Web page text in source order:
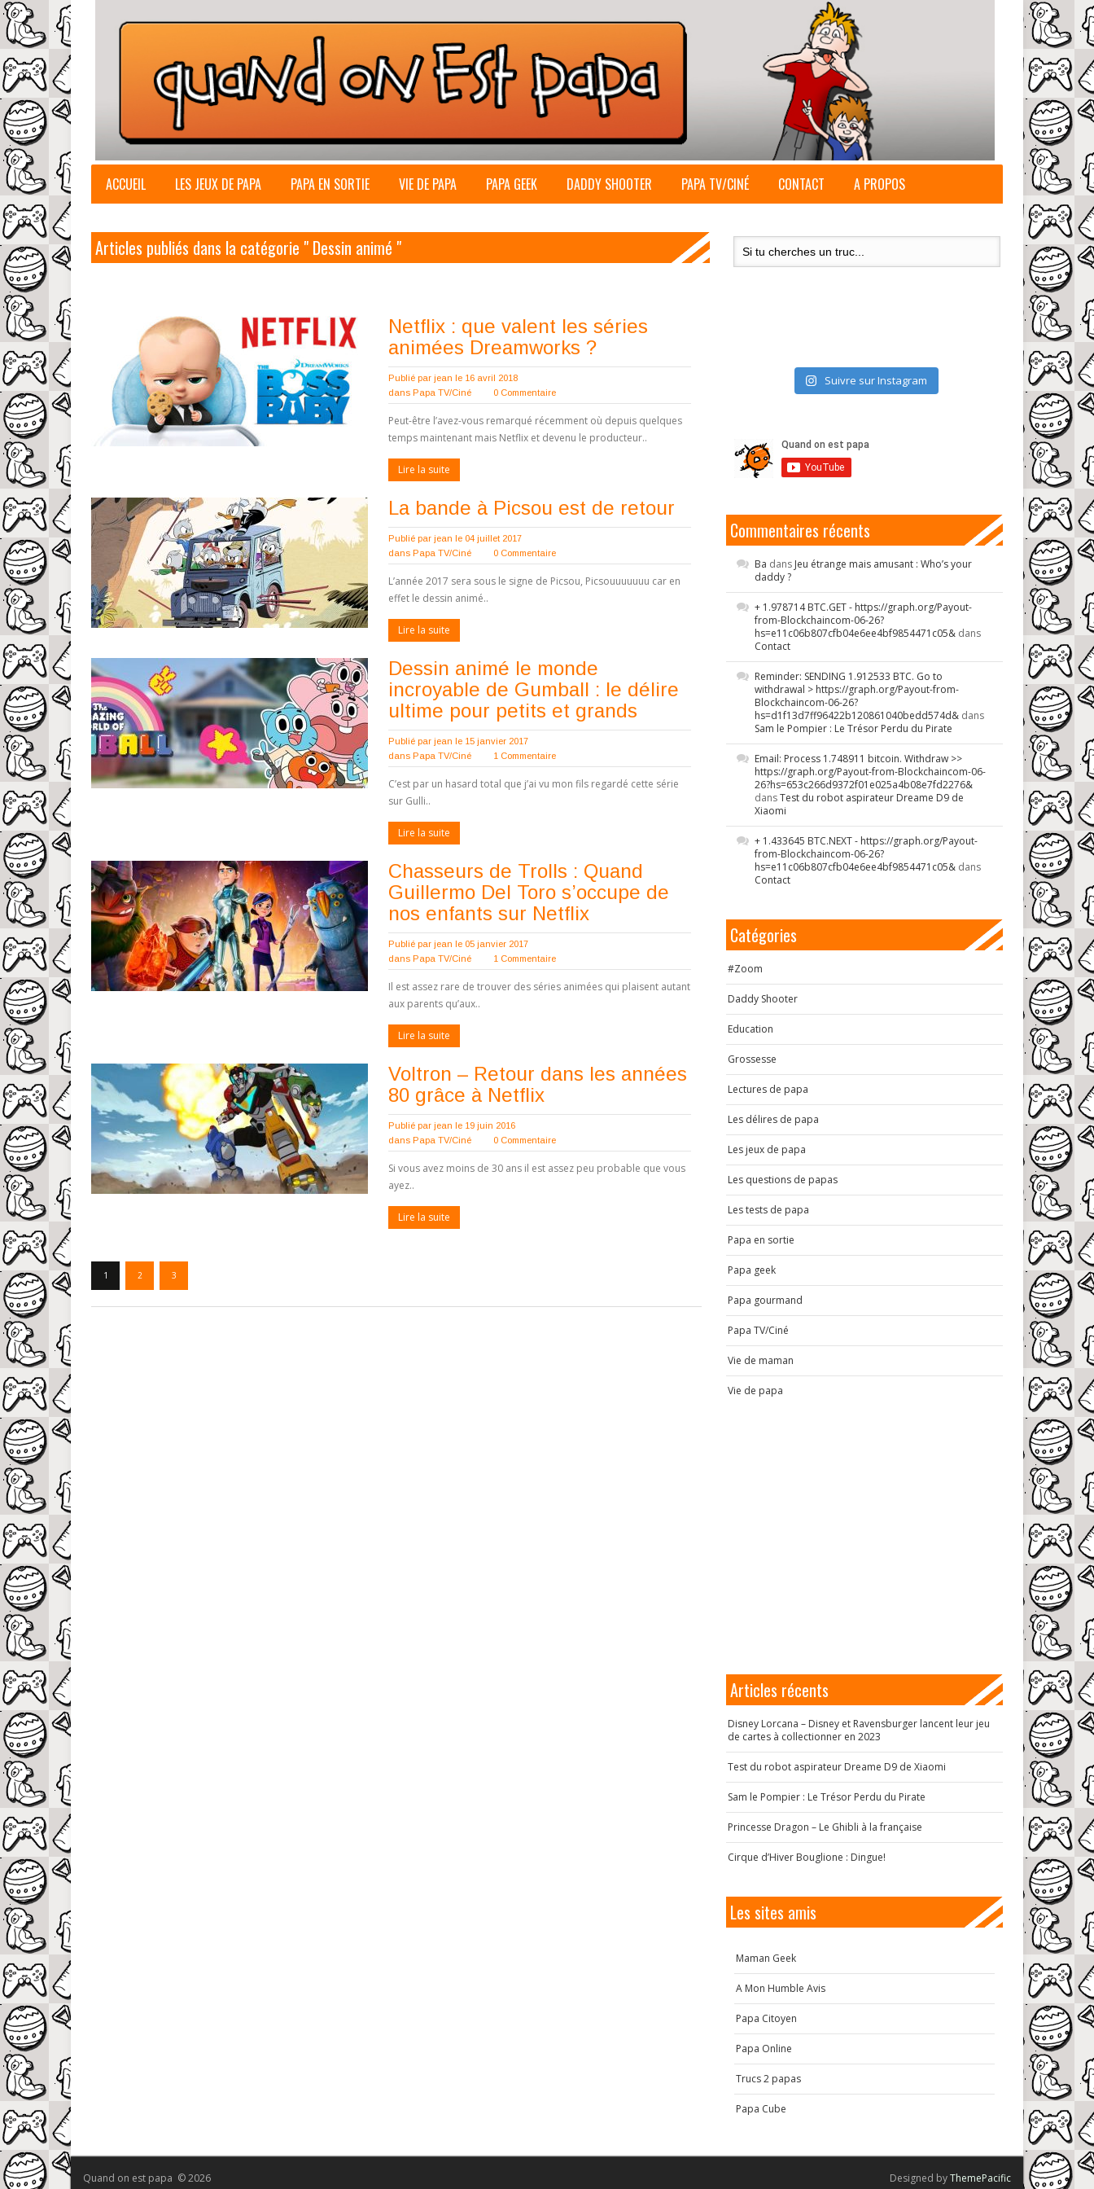
ACCUEIL LES JEUX DE PAPA PAPA EN SORTIE VIE DE PAPA PAPA GEEK DADDY SHOOTER PAPA TV/CINÉ CONTACT A PROPOS
Articles publiés dans la catégorie " Dessin animé "
Netflix : que valent les séries
animées Dreamworks ?
Publié par jean le 16 avril 2018
dans Papa TV/Ciné 0 Commentaire
Peut-être l’avez-vous remarqué récemment où depuis quelques
temps maintenant mais Netflix et devenu le producteur..
Lire la suite
La bande à Picsou est de retour
Publié par jean le 04 juillet 2017
dans Papa TV/Ciné 0 Commentaire
L’année 2017 sera sous le signe de Picsou, Picsouuuuuuu car en
effet le dessin animé..
Lire la suite
Dessin animé le monde
incroyable de Gumball : le délire
ultime pour petits et grands
Publié par jean le 15 janvier 2017
dans Papa TV/Ciné 1 Commentaire
C’est par un hasard total que j’ai vu mon fils regardé cette série
sur Gulli..
Lire la suite
Chasseurs de Trolls : Quand
Guillermo Del Toro s’occupe de
nos enfants sur Netflix
Publié par jean le 05 janvier 2017
dans Papa TV/Ciné 1 Commentaire
Il est assez rare de trouver des séries animées qui plaisent autant
aux parents qu’aux..
Lire la suite
Voltron – Retour dans les années
80 grâce à Netflix
Publié par jean le 19 juin 2016
dans Papa TV/Ciné 0 Commentaire
Si vous avez moins de 30 ans il est assez peu probable que vous
ayez..
Lire la suite
1 2 3
Suivre sur Instagram
Commentaires récents
Ba dans Jeu étrange mais amusant : Who’s your
daddy ?
+ 1.978714 BTC.GET - https://graph.org/Payout-
from-Blockchaincom-06-26?
hs=e11c06b807cfb04e6ee4bf9854471c05& dans
Contact
Reminder: SENDING 1.912533 BTC. Go to
withdrawal > https://graph.org/Payout-from-
Blockchaincom-06-26?
hs=d1f13d7ff96422b120861040bedd574d& dans
Sam le Pompier : Le Trésor Perdu du Pirate
Email: Process 1.748911 bitcoin. Withdraw >>
https://graph.org/Payout-from-Blockchaincom-06-
26?hs=653c266d9372f01e025a4b08e7fd2276&
dansTest du robot aspirateur Dreame D9 de
Xiaomi
+ 1.433645 BTC.NEXT - https://graph.org/Payout-
from-Blockchaincom-06-26?
hs=e11c06b807cfb04e6ee4bf9854471c05& dans
Contact
Catégories
#Zoom
Daddy Shooter
Education
Grossesse
Lectures de papa
Les délires de papa
Les jeux de papa
Les questions de papas
Les tests de papa
Papa en sortie
Papa geek
Papa gourmand
Papa TV/Ciné
Vie de maman
Vie de papa
Articles récents
Disney Lorcana – Disney et Ravensburger lancent leur jeu
de cartes à collectionner en 2023
Test du robot aspirateur Dreame D9 de Xiaomi
Sam le Pompier : Le Trésor Perdu du Pirate
Princesse Dragon – Le Ghibli à la française
Cirque d’Hiver Bouglione : Dingue!
Les sites amis
Maman Geek
A Mon Humble Avis
Papa Citoyen
Papa Online
Trucs 2 papas
Papa Cube
Quand on est papa © 2026 Designed byThemePacific